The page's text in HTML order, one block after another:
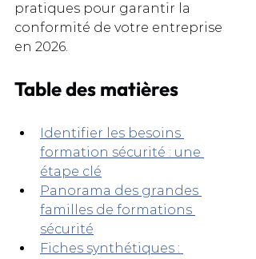
pratiques pour garantir la
conformité de votre entreprise
en 2026.
Table des matières
Identifier les besoins
formation sécurité : une
étape clé
Panorama des grandes
familles de formations
sécurité
Fiches synthétiques :